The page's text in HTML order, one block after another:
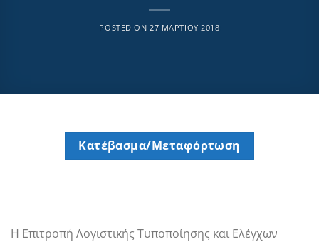
POSTED ON27 ΜΑΡΤΊΟΥ 2018
Κατέβασμα/Μεταφόρτωση
Η Επιτροπή Λογιστικής Τυποποίησης και Ελέγχων